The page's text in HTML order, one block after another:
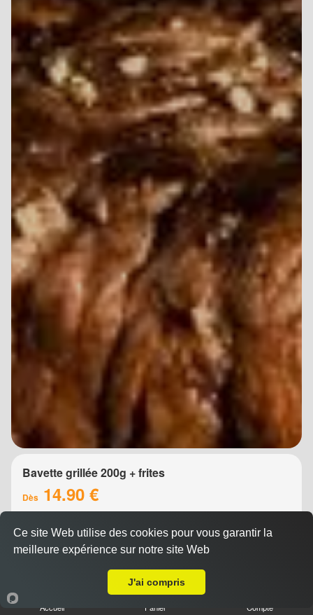
Bavette grillée 200g + frites
Dès 14.90 €
Accueil Panier Compte
Ce site Web utilise des cookies pour vous garantir la
meilleure expérience sur notre site Web
J'ai compris